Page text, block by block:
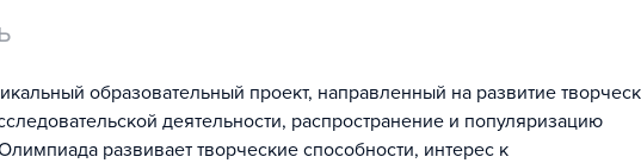
образовательный проект, направленный на развитие
деятельности, распространение и популяризацию
развивает творческие способности, интерес к